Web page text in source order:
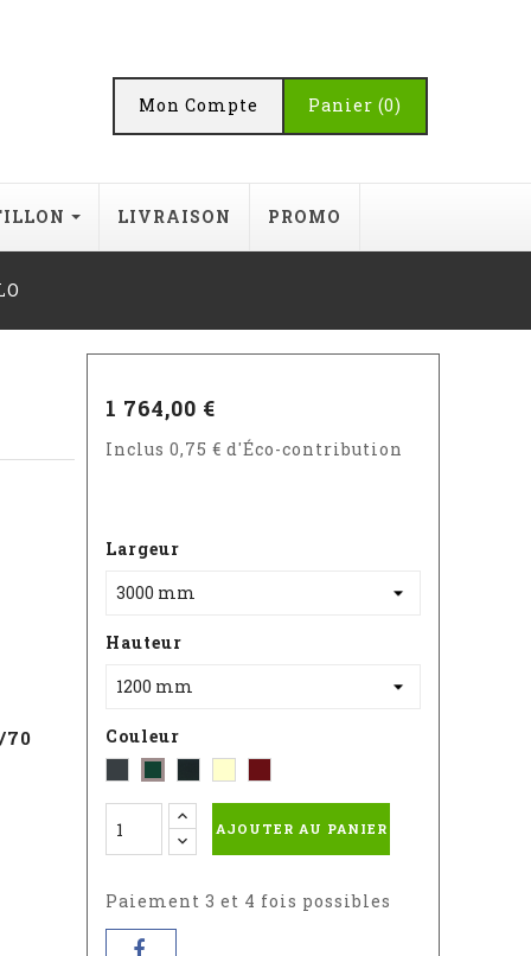
Panier (0)
Mon Compte
LIVRAISON PROMO
70
1 764,00 €
Inclus 0,75 € d'Éco-contribution
Largeur
Hauteur
Couleur
Gris
-
RAL
7016
Vert
-
RAL
6005
Sablé
-
RAL
-
RAL
AJOUTER AU PANIER
Paiement 3 et 4 fois possibles